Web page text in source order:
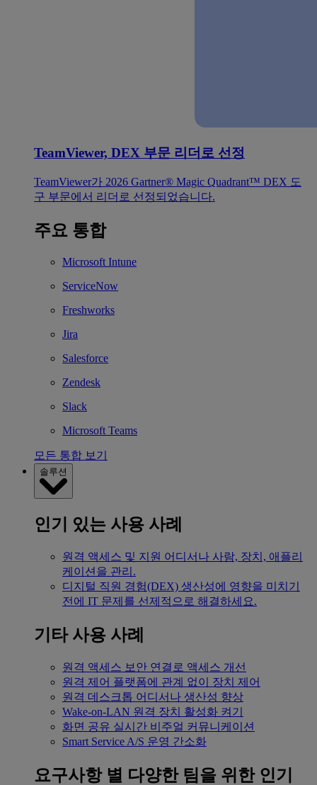
TeamViewer, DEX 부문 리더로 선정
TeamViewer가 2026 Gartner® Magic Quadrant™ DEX 도
구 부문에서 리더로 선정되었습니다.
주요 통합
Microsoft Intune
ServiceNow
Freshworks
Jira
Salesforce
Zendesk
Slack
Microsoft Teams
모든 통합 보기
솔루션
인기 있는 사용 사례
원격 액세스 및 지원 어디서나 사람, 장치, 애플리
케이션을 관리.
디지털 직원 경험(DEX) 생산성에 영향을 미치기
전에 IT 문제를 선제적으로 해결하세요.
기타 사용 사례
원격 액세스 보안 연결로 액세스 개선
원격 제어 플랫폼에 관계 없이 장치 제어
원격 데스크톱 어디서나 생산성 향상
Wake-on-LAN 원격 장치 활성화 켜기
화면 공유 실시간 비주얼 커뮤니케이션
Smart Service A/S 운영 간소화
요구사항 별 다양한 팀을 위한 인기